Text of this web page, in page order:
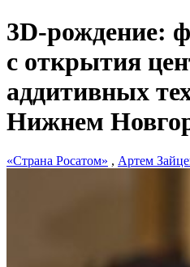
3D-рождение:
с открытия
аддитивных
Нижнем
«Страна Росатом» , Артем